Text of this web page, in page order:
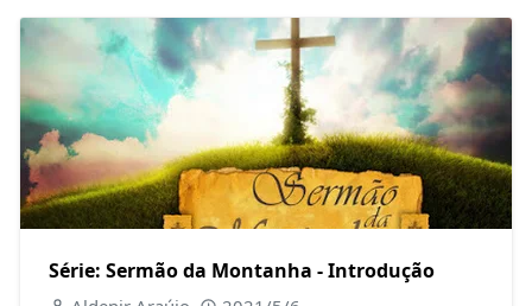
Série: Sermão da Montanha - Introdução